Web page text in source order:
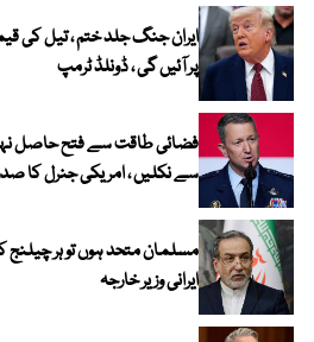
ایران جنگ جلد ختم ، تیل کی
پر آئیں گی ، ڈونلڈ ٹرمپ
فضائی طاقت سے فتح حاصل
سے نکلیں ، امریکی جنرل کا
مسلمان متحد ہوں تو ہر چیلنج
ایرانی وزیر خارجہ